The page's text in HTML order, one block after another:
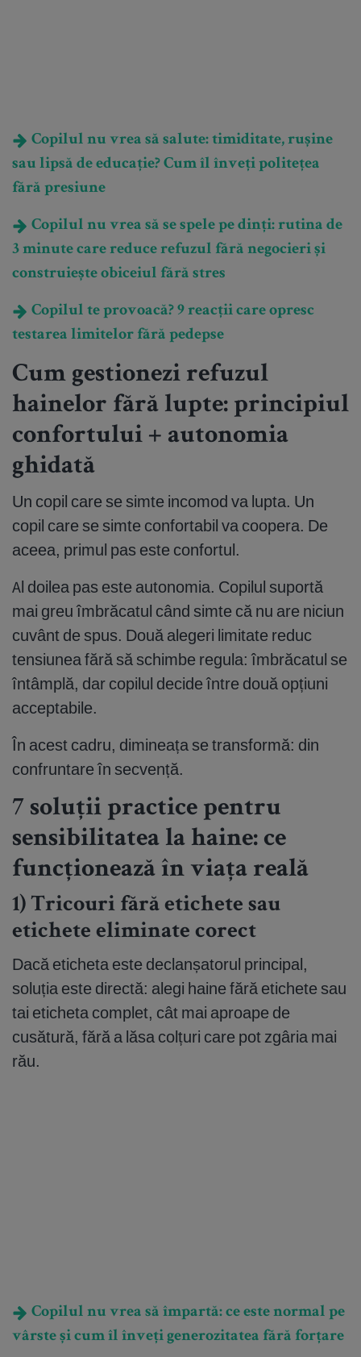
Copilul nu vrea să salute: timiditate, rușine
sau lipsă de educație? Cum îl înveți politețea
fără presiune
Copilul nu vrea să se spele pe dinți: rutina de
3 minute care reduce refuzul fără negocieri și
construiește obiceiul fără stres
Copilul te provoacă? 9 reacții care opresc
testarea limitelor fără pedepse
Cum gestionezi refuzul
hainelor fără lupte: principiul
confortului + autonomia
ghidată
Un copil care se simte incomod va lupta. Un
copil care se simte confortabil va coopera. De
aceea, primul pas este confortul.
Al doilea pas este autonomia. Copilul suportă
mai greu îmbrăcatul când simte că nu are niciun
cuvânt de spus. Două alegeri limitate reduc
tensiunea fără să schimbe regula: îmbrăcatul se
întâmplă, dar copilul decide între două opțiuni
acceptabile.
În acest cadru, dimineața se transformă: din
confruntare în secvență.
7 soluții practice pentru
sensibilitatea la haine: ce
funcționează în viața reală
1) Tricouri fără etichete sau
etichete eliminate corect
Dacă eticheta este declanșatorul principal,
soluția este directă: alegi haine fără etichete sau
tai eticheta complet, cât mai aproape de
cusătură, fără a lăsa colțuri care pot zgâria mai
rău.
Copilul nu vrea să împartă: ce este normal pe
vârste și cum îl înveți generozitatea fără forțare